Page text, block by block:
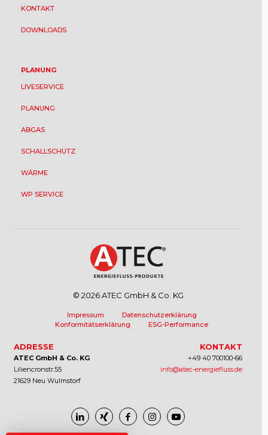
KONTAKT
DOWNLOADS
PLANUNG
LIVESERVICE
PLANUNG
ABGAS
SCHALLSCHUTZ
WÄRME
WP SERVICE
© 2026 ATEC GmbH & Co. KG
Impressum
Datenschutzerklärung
Konformitätserklärung
ESG-Performance
ADRESSE
ATEC GmbH & Co. KG
Liliencronstr.55
21629 Neu Wulmstorf
KONTAKT
+49 40 700100-66
info@atec-energiefluss.de